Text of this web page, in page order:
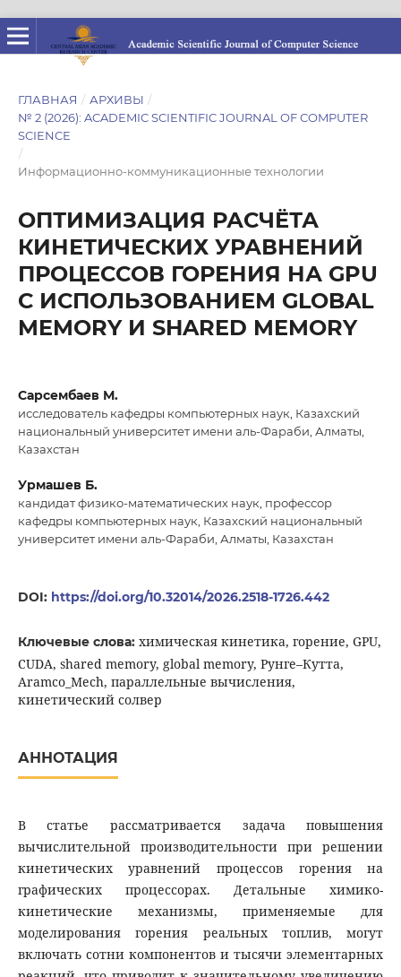
ГЛАВНАЯ / АРХИВЫ /
№ 2 (2026): ACADEMIC SCIENTIFIC JOURNAL OF COMPUTER
SCIENCE
/
Информационно-коммуникационные технологии
ОПТИМИЗАЦИЯ РАСЧЁТА
КИНЕТИЧЕСКИХ УРАВНЕНИЙ
ПРОЦЕССОВ ГОРЕНИЯ НА GPU
С ИСПОЛЬЗОВАНИЕМ GLOBAL
MEMORY И SHARED MEMORY
Сарсембаев М.
исследователь кафедры компьютерных наук, Казахский
национальный университет имени аль-Фараби, Алматы,
Казахстан
Урмашев Б.
кандидат физико-математических наук, профессор
кафедры компьютерных наук, Казахский национальный
университет имени аль-Фараби, Алматы, Казахстан
DOI: https://doi.org/10.32014/2026.2518-1726.442
Ключевые слова: химическая кинетика, горение, GPU,
CUDA, shared memory, global memory, Рунге–Кутта,
Aramco_Mech, параллельные вычисления,
кинетический солвер
АННОТАЦИЯ
В статье рассматривается задача повышения
вычислительной производительности при решении
кинетических уравнений процессов горения на
графических процессорах. Детальные химико-
кинетические механизмы, применяемые для
моделирования горения реальных топлив, могут
включать сотни компонентов и тысячи элементарных